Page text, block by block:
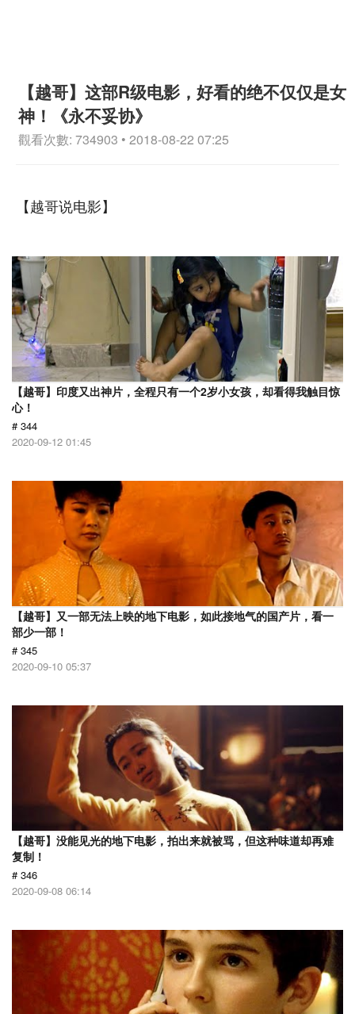
【越哥】这部R级电影，好看的绝不仅仅是女
神！《永不妥协》
觀看次數: 734903 • 2018-08-22 07:25
【越哥说电影】
【越哥】印度又出神片，全程只有一个2岁小女孩，却看得我触目惊
心！
# 344
2020-09-12 01:45
【越哥】又一部无法上映的地下电影，如此接地气的国产片，看一
部少一部！
# 345
2020-09-10 05:37
【越哥】没能见光的地下电影，拍出来就被骂，但这种味道却再难
复制！
# 346
2020-09-08 06:14